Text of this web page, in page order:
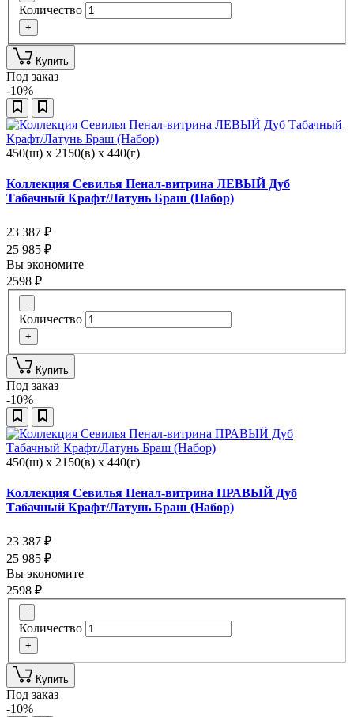
Количество
+
Купить
Под заказ
-10%
450(ш) x 2150(в) x 440(г)
Коллекция Севилья Пенал-витрина ЛЕВЫЙ Дуб
Табачный Крафт/Латунь Браш (Набор)
23 387 ₽
25 985 ₽
Вы экономите
2598 ₽
-
Количество
+
Купить
Под заказ
-10%
450(ш) x 2150(в) x 440(г)
Коллекция Севилья Пенал-витрина ПРАВЫЙ Дуб
Табачный Крафт/Латунь Браш (Набор)
23 387 ₽
25 985 ₽
Вы экономите
2598 ₽
-
Количество
+
Купить
Под заказ
-10%